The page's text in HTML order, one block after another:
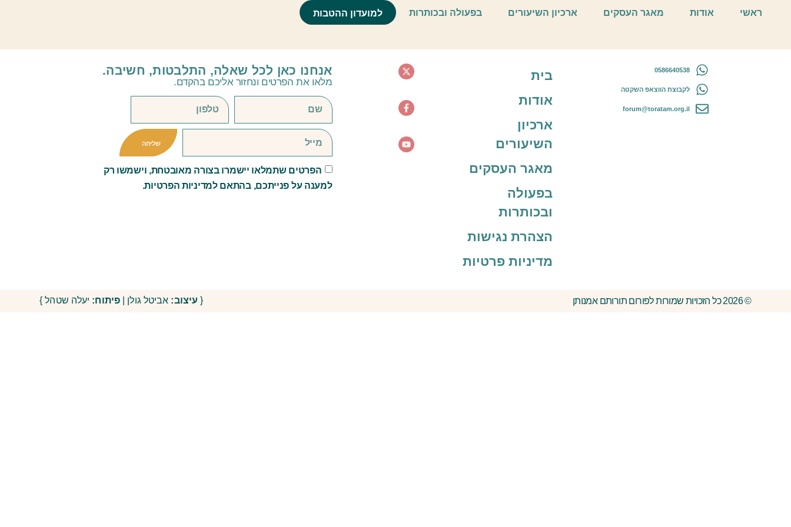
ראשי אודות מאגר העסקים ארכיון השיעורים בפעולה ובכותרות למועדון ההטבות אוריה & סדנאות
0586640538
לקבוצת הווצאפ השקטה
forum@toratam.org.il
בית
אודות
ארכיון
השיעורים
מאגר העסקים
בפעולה
ובכותרות
הצהרת נגישות
מדיניות פרטיות
אנחנו כאן לכל שאלה, התלבטות, חשיבה.
מלאו את הפרטים ונחזור אליכם בהקדם.
הפרטים שתמלאו יישמרו בצורה מאובטחת, וישמשו רק
למענה על פנייתכם, בהתאם למדיניות הפרטיות.
שליחה
© 2026 כל הזכויות שמורות לפורום תורותם אמנותן { עיצוב: אביטל גולן | פיתוח: יעלה שטהל }